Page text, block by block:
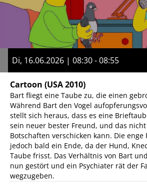
Di, 16.06.2026 | 08:30 - 08:55
Cartoon (USA 2010)
Bart fliegt eine Taube zu, die einen
Während Bart den Vogel
stellt sich heraus, dass es eine
sein neuer bester Freund, und das
Botschaften verschicken kann. Die
jedoch bald ein Ende, da der Hund,
Taube frisst. Das Verhältnis von Bart
nun gestört und ein Psychiater rät der
wegzugeben.